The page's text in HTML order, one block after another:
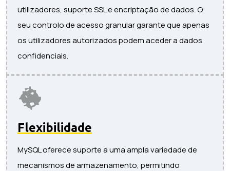
utilizadores, suporte SSL e encriptação de dados. O
seu controlo de acesso granular garante que apenas
os utilizadores autorizados podem aceder a dados
confidenciais.
Flexibilidade
MySQL oferece suporte a uma ampla variedade de
mecanismos de armazenamento, permitindo